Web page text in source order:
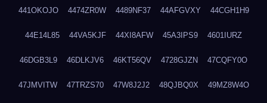
441OKOJO 4474ZR0W 4489NF37 44AFGVXY 44CGH1H9
44E14L85 44VA5KJF 44XI8AFW 45A3IPS9 4601IURZ
46DGB3L9 46DLKJV6 46KT56QV 4728GJZN 47CQFY0O
47JMVITW 47TRZS70 47W8J2J2 48QJBQ0X 49MZ8W4O